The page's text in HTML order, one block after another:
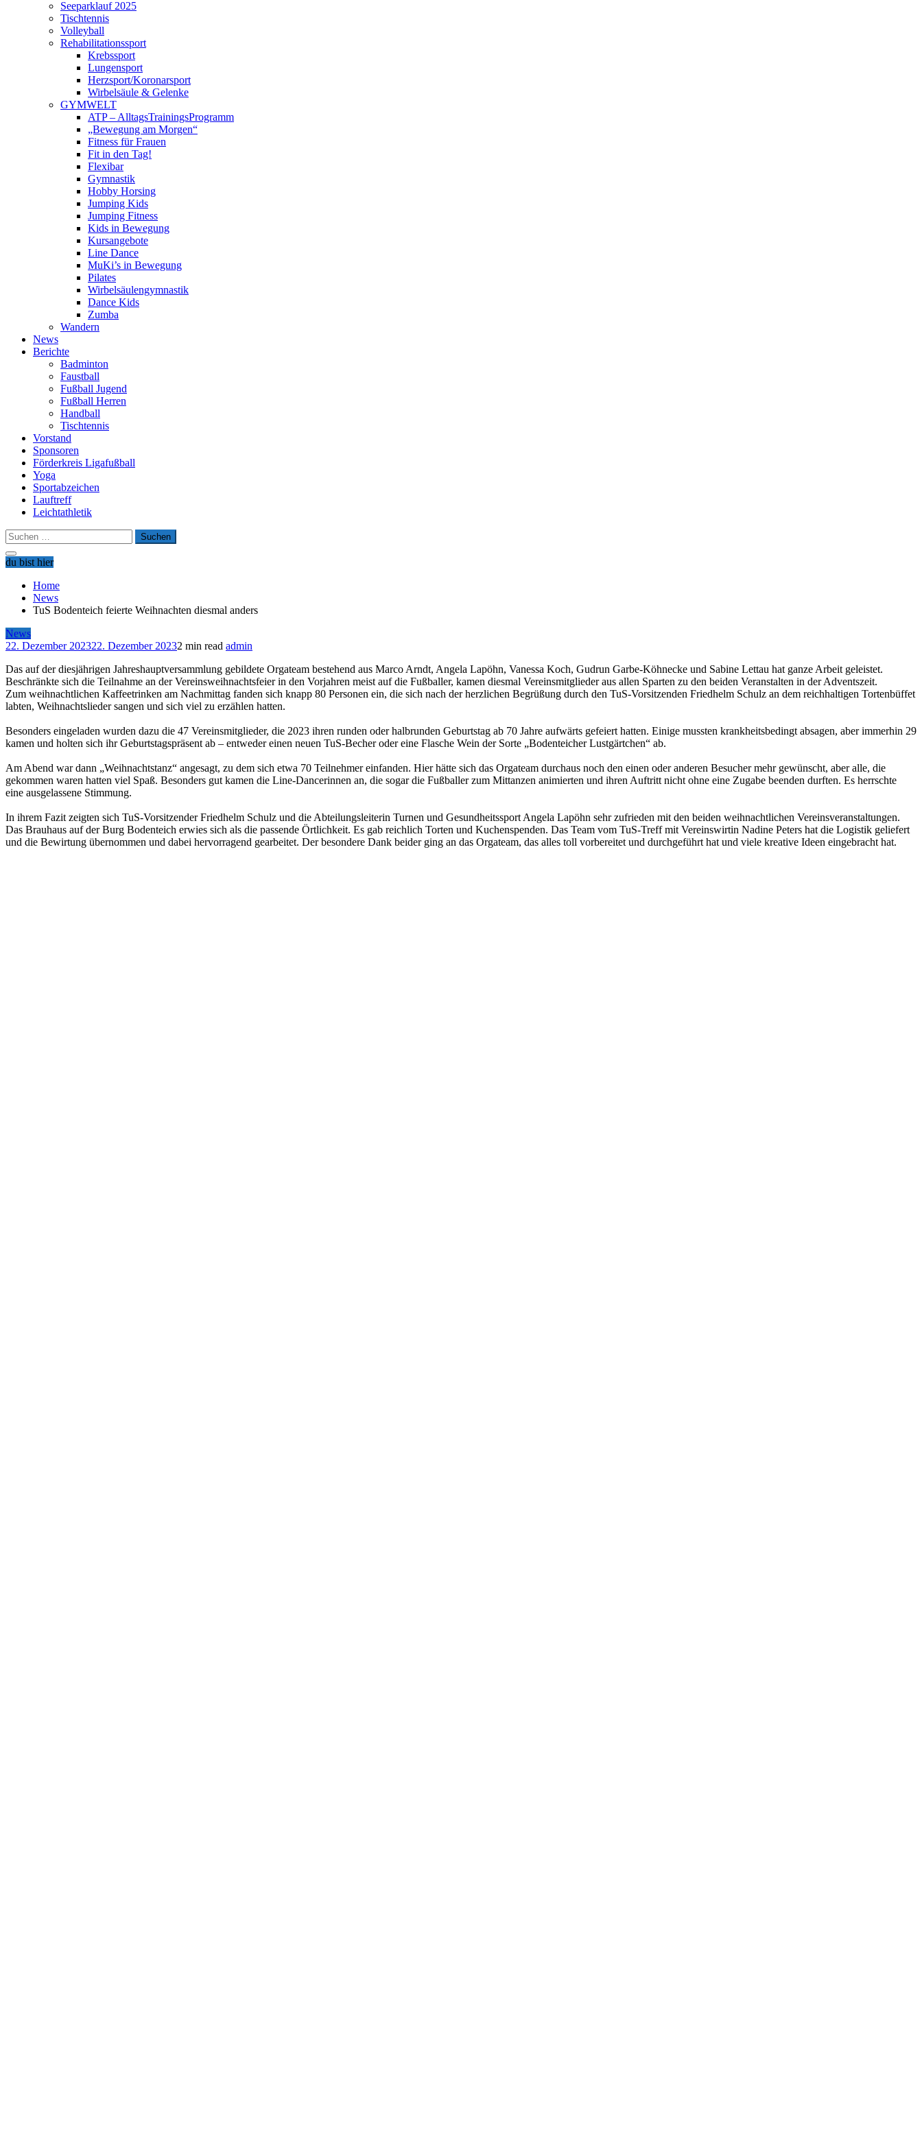
Seeparklauf 2025
Tischtennis
Volleyball
Rehabilitationssport
Krebssport
Lungensport
Herzsport/Koronarsport
Wirbelsäule & Gelenke
GYMWELT
ATP – AlltagsTrainingsProgramm
„Bewegung am Morgen“
Fitness für Frauen
Fit in den Tag!
Flexibar
Gymnastik
Hobby Horsing
Jumping Kids
Jumping Fitness
Kids in Bewegung
Kursangebote
Line Dance
MuKi’s in Bewegung
Pilates
Wirbelsäulengymnastik
Dance Kids
Zumba
Wandern
News
Berichte
Badminton
Faustball
Fußball Jugend
Fußball Herren
Handball
Tischtennis
Vorstand
Sponsoren
Förderkreis Ligafußball
Yoga
Sportabzeichen
Lauftreff
Leichtathletik
Suchen
nach:
du bist hier
Home
News
TuS Bodenteich feierte Weihnachten diesmal anders
News
22. Dezember 202322. Dezember 20232 min read admin
Das auf der diesjährigen Jahreshauptversammlung gebildete Orgateam bestehend aus Marco Arndt, Angela Lapöhn, Vanessa Koch, Gudrun Garbe-Köhnecke und Sabine Lettau hat ganze Arbeit geleistet.
Beschränkte sich die Teilnahme an der Vereinsweihnachtsfeier in den Vorjahren meist auf die Fußballer, kamen diesmal Vereinsmitglieder aus allen Sparten zu den beiden Veranstalten in der Adventszeit.
Zum weihnachtlichen Kaffeetrinken am Nachmittag fanden sich knapp 80 Personen ein, die sich nach der herzlichen Begrüßung durch den TuS-Vorsitzenden Friedhelm Schulz an dem reichhaltigen Tortenbüffet
labten, Weihnachtslieder sangen und sich viel zu erzählen hatten.
Besonders eingeladen wurden dazu die 47 Vereinsmitglieder, die 2023 ihren runden oder halbrunden Geburtstag ab 70 Jahre aufwärts gefeiert hatten. Einige mussten krankheitsbedingt absagen, aber immerhin 29
kamen und holten sich ihr Geburtstagspräsent ab – entweder einen neuen TuS-Becher oder eine Flasche Wein der Sorte „Bodenteicher Lustgärtchen“ ab.
Am Abend war dann „Weihnachtstanz“ angesagt, zu dem sich etwa 70 Teilnehmer einfanden. Hier hätte sich das Orgateam durchaus noch den einen oder anderen Besucher mehr gewünscht, aber alle, die
gekommen waren hatten viel Spaß. Besonders gut kamen die Line-Dancerinnen an, die sogar die Fußballer zum Mittanzen animierten und ihren Auftritt nicht ohne eine Zugabe beenden durften. Es herrschte
eine ausgelassene Stimmung.
In ihrem Fazit zeigten sich TuS-Vorsitzender Friedhelm Schulz und die Abteilungsleiterin Turnen und Gesundheitssport Angela Lapöhn sehr zufrieden mit den beiden weihnachtlichen Vereinsveranstaltungen.
Das Brauhaus auf der Burg Bodenteich erwies sich als die passende Örtlichkeit. Es gab reichlich Torten und Kuchenspenden. Das Team vom TuS-Treff mit Vereinswirtin Nadine Peters hat die Logistik geliefert
und die Bewirtung übernommen und dabei hervorragend gearbeitet. Der besondere Dank beider ging an das Orgateam, das alles toll vorbereitet und durchgeführt hat und viele kreative Ideen eingebracht hat.